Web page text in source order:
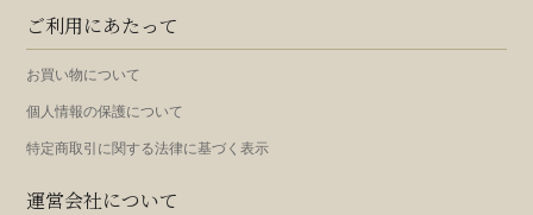
ご利用にあたって
お買い物について
個人情報の保護について
特定商取引に関する法律に基づく表示
運営会社について